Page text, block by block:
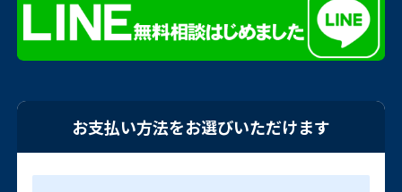
お支払い方法をお選びいただけます